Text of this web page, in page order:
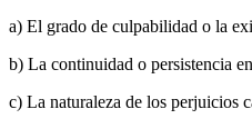
a) El grado de culpabilidad o la
b) La continuidad o persistencia
c) La naturaleza de los perjuicios